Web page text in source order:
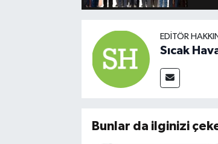
EDITÖR
Sıcak
Bunlar da ilginizi